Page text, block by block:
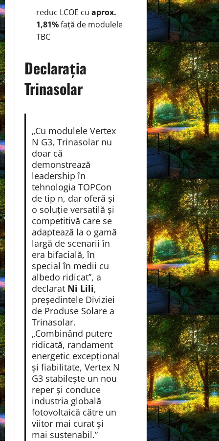
reduc LCOE cu aprox.
1,81%față de modulele
TBC
Declarația
Trinasolar
„Cu modulele Vertex
N G3, Trinasolar nu
doar că
demonstrează
leadership în
tehnologia TOPCon
de tip n, dar oferă și
o soluție versatilă și
competitivă care se
adaptează la o gamă
largă de scenarii în
era bifacială, în
special în medii cu
albedo ridicat”, a
declarat Ni Lili,
președintele Diviziei
de Produse Solare a
Trinasolar.
„Combinând putere
ridicată, randament
energetic excepțional
și fiabilitate, Vertex N
G3 stabilește un nou
reper și conduce
industria globală
fotovoltaică către un
viitor mai curat și
mai sustenabil.”